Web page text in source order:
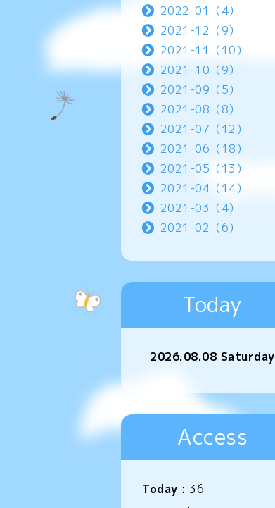
2022-01（4）
2021-12（9）
2021-11（10）
2021-10（9）
2021-09（5）
2021-08（8）
2021-07（12）
2021-06（18）
2021-05（13）
2021-04（14）
2021-03（4）
2021-02（6）
Today
2026.08.08 Saturday
Access
Today : 36